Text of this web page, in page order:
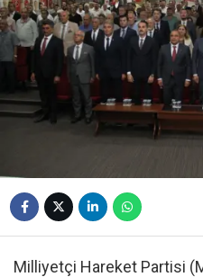
Milliyetçi Hareket Partisi